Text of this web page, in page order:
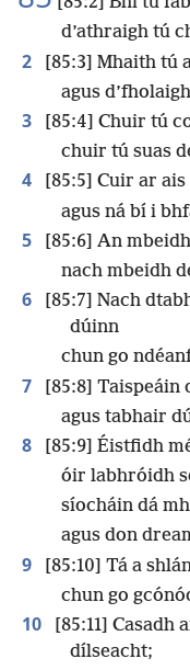
d’athraigh tú
2
[85:3] Mhaith tú
agus
3
[85:4] Chuir tú
chuir tú suas
4
[85:5] Cuir ar
agus ná bí i
5
[85:6] An
nach mbeidh
6
[85:7] Nach
dúinn
chun go
7
[85:8]
agus tabhair
8
[85:9] Éistfidh
óir labhróidh
síocháin dá
agus don
9
[85:10] Tá a
chun go
10
[85:11] Casadh
dílseacht;